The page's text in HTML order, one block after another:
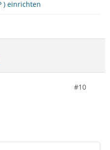
) einrichten
#10